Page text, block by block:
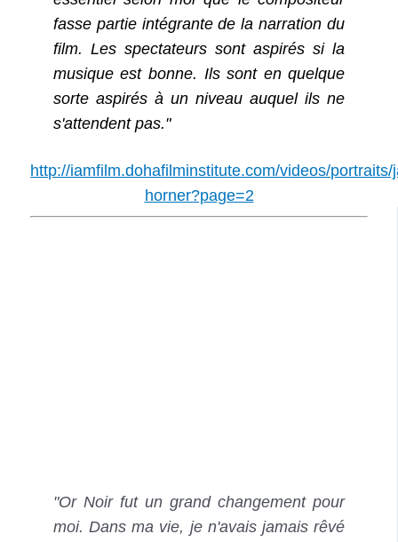
fasse partie intégrante de la narration du
film. Les spectateurs sont aspirés si la
musique est bonne. Ils sont en quelque
sorte aspirés à un niveau auquel ils ne
s'attendent pas."
http://iamfilm.dohafilminstitute.com/videos/portraits/
horner?page=2
"Or Noir fut un grand changement pour
moi. Dans ma vie, je n'avais jamais rêvé